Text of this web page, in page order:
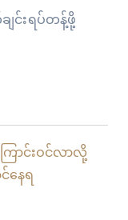
ျင်းရပ်တန့်ဖို့
ောင်းဝင်လာလို့
နေရ